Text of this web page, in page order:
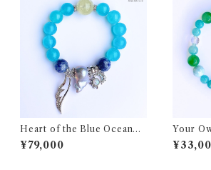
Heart of the Blue Ocean｜
南洋真珠とディモルチェライト
ブレスレット｜AQUARYLIS
¥79,000
Your
ダイヤモ
スレット